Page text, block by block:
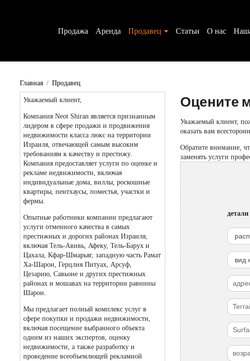
Аренда Продавец Статьи О нас
Главная Продавец
Уважаемый клиент,
Компания Neot Shiran является признанным
лидером в сфере продажи и продвижения
недвижимости класса люкс на территории
Израиля, отвечающей самым высоким
требованиям к качеству и престижу.
Компания предоставляет услуги по оценке и
рекламе недвижимости, включая
индивидуальные дома, виллы, роскошные
квартиры, пентхаусы, поместья, участки и
фермы.
Опытные работники компании предлагают
услуги отменного качества в самых
престижных и дорогих районах Израиля,
включая Тель-Авивь, Афеку, Тель-Барух и
Цахала, Кфар-Шмарьяг, западную часть Рамат
Ха-Шарон, Герцлия Питуах, Арсуф,
Цезарию, Савьоне и других престижных
районах и мошавах на территории равнины
Шарон.
Мы предлагает полный комплекс услуг в
сфере покупки и продажи недвижимости,
включая посещение выбранного объекта
одним из наших экспертов, оценку
недвижимости, а также разработку и
проведение всеобъемлющей рекламной
Оцените
Уважаемый клиент,
оказать вам
Обратите внимание,
заменять услуги
детали